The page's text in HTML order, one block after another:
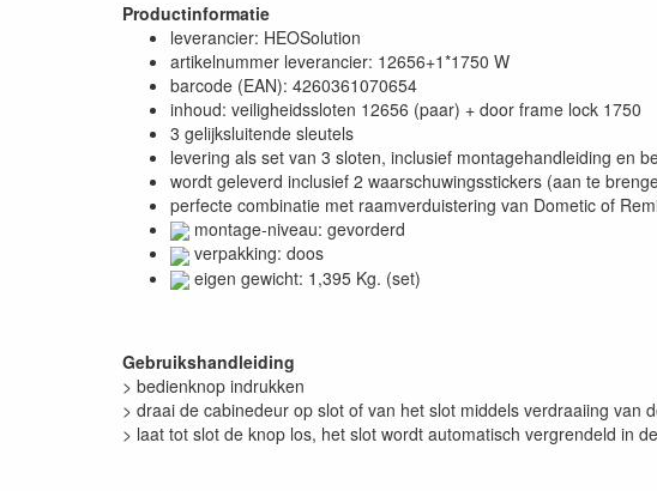
Productinformatie
leverancier: HEOSolution
artikelnummer leverancier: 12656+1*1750 W
barcode (EAN): 4260361070654
inhoud: veiligheidssloten 12656 (paar) + door frame lock 1750
3 gelijksluitende sleutels
levering als set van 3 sloten, inclusief montagehandleiding en
wordt geleverd inclusief 2 waarschuwingsstickers (aan te
perfecte combinatie met raamverduistering van Dometic of
montage-niveau: gevorderd
verpakking: doos
eigen gewicht: 1,395 Kg. (set)
Gebruikshandleiding
> bedienknop indrukken
> draai de cabinedeur op slot of van het slot middels verdraaiing van
> laat tot slot de knop los, het slot wordt automatisch vergrendeld in